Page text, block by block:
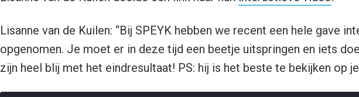
Lisanne van de Kuilen: “Bij SPEYK hebben we recent een hele gave
opgenomen. Je moet er in deze tijd een beetje uitspringen en iets
zijn heel blij met het eindresultaat! PS: hij is het beste te bekijken op